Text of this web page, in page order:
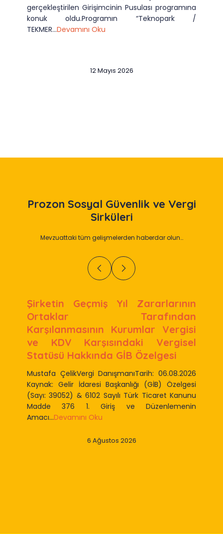
gerçekleştirilen Girişimcinin Pusulası programına
konuk oldu.Programın “Teknopark /
TEKMER...Devamını Oku
12 Mayıs 2026
Prozon Sosyal Güvenlik ve Vergi
Sirküleri
Mevzuattaki tüm gelişmelerden haberdar olun…
Şirketin Geçmiş Yıl Zararlarının
Ortaklar Tarafından
Karşılanmasının Kurumlar Vergisi
ve KDV Karşısındaki Vergisel
Statüsü Hakkında GİB Özelgesi
Mustafa ÇelikVergi DanışmanıTarih: 06.08.2026
Kaynak: Gelir İdaresi Başkanlığı (GİB) Özelgesi
(Sayı: 39052) & 6102 Sayılı Türk Ticaret Kanunu
Madde 376 1. Giriş ve Düzenlemenin
Amacı...Devamını Oku
6 Ağustos 2026